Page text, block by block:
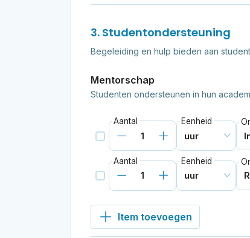
3. Studentondersteuning
Begeleiding en hulp bieden aan
Mentorschap
Studenten ondersteunen in hun
Aantal Eenheid
Aantal Eenheid
Item toevoegen